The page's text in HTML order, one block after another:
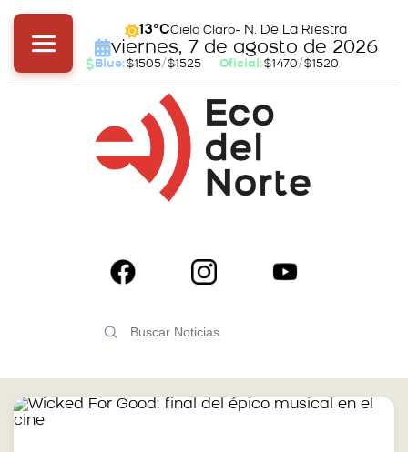
13°CCielo Claro- N. De La Riestra
viernes, 7 de agosto de 2026
Blue:$1505/$1525 Oficial:$1470/$1520